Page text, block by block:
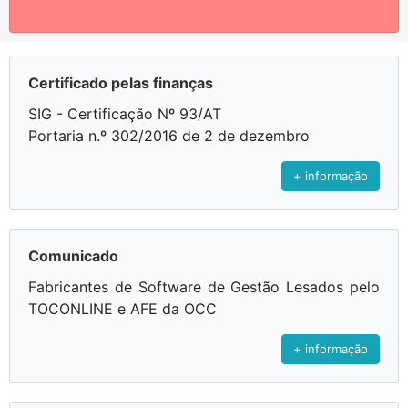
Certificado pelas finanças
SIG - Certificação Nº 93/AT
Portaria n.º 302/2016 de 2 de dezembro
+ informação
Comunicado
Fabricantes de Software de Gestão Lesados pelo
TOCONLINE e AFE da OCC
+ informação